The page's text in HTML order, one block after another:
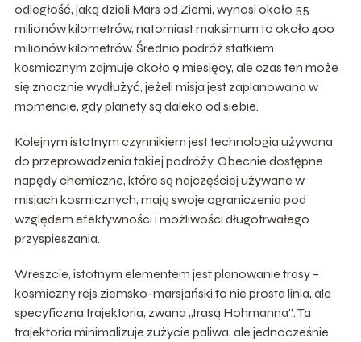
odległość, jaką dzieli Mars od Ziemi, wynosi około 55
milionów kilometrów, natomiast maksimum to około 400
milionów kilometrów. Średnio podróż statkiem
kosmicznym zajmuje około 9 miesięcy, ale czas ten może
się znacznie wydłużyć, jeżeli misja jest zaplanowana w
momencie, gdy planety są daleko od siebie.
Kolejnym istotnym czynnikiem jest technologia używana
do przeprowadzenia takiej podróży. Obecnie dostępne
napędy chemiczne, które są najczęściej używane w
misjach kosmicznych, mają swoje ograniczenia pod
względem efektywności i możliwości długotrwałego
przyspieszania.
Wreszcie, istotnym elementem jest planowanie trasy –
kosmiczny rejs ziemsko-marsjański to nie prosta linia, ale
specyficzna trajektoria, zwana „trasą Hohmanna”. Ta
trajektoria minimalizuje zużycie paliwa, ale jednocześnie